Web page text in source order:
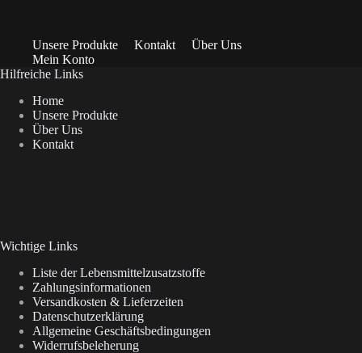
Unsere Produkte Kontakt
Über Uns
Mein Konto
Hilfreiche Links
Home
Unsere Produkte
Über Uns
Kontakt
Wichtige Links
Liste der Lebensmittelzusatzstoffe
Zahlungsinformationen
Versandkosten & Lieferzeiten
Datenschutzerklärung
Allgemeine Geschäftsbedingungen
Widerrufsbeleherung